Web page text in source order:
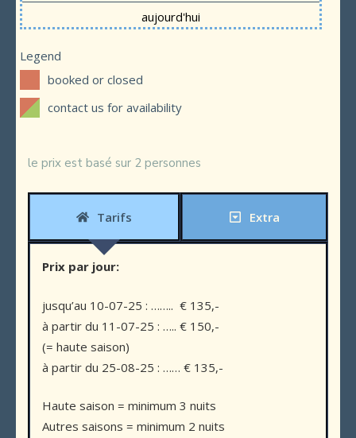
aujourd'hui
Legend
booked or closed
contact us for availability
le prix est basé sur 2 personnes
Tarifs Extra
Prix ​​par jour:
jusqu’au 10-07-25 : …….. € 135,-
à partir du 11-07-25 : ….. € 150,-
(= haute saison)
à partir du 25-08-25 : …… € 135,-
Haute saison = minimum 3 nuits
Autres saisons = minimum 2 nuits